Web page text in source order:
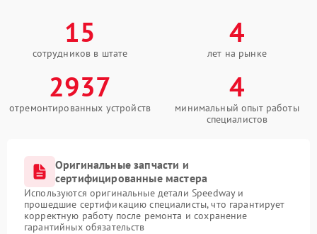
15
сотрудников в штате
4
лет на рынке
2937
отремонтированных устройств
4
минимальный опыт работы
специалистов
Оригинальные запчасти и
сертифицированные мастера
Используются оригинальные детали Speedway и
прошедшие сертификацию специалисты, что гарантирует
корректную работу после ремонта и сохранение
гарантийных обязательств